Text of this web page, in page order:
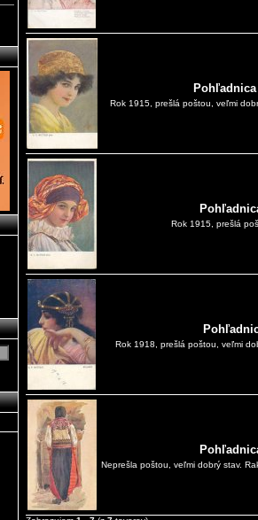
Rok 1915, prešlá poštou, veľmi
Rok 1915, prešlá
Rok 1918, prešlá poštou, veľmi
Neprešla poštou, veľmi dobrý stav.